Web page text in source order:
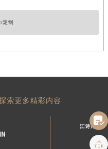
定制
索更多精彩内容
江诗丹顿中

